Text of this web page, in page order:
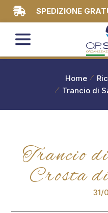
SPEDIZIONE
Home
Trancio di
Trancio
Crosta
31/